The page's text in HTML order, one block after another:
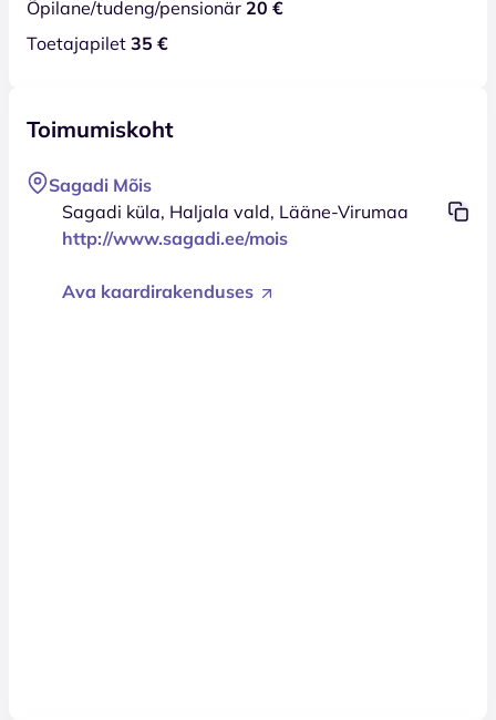
Õpilane/tudeng/pensionär 20 €
Toetajapilet 35 €
Toimumiskoht
Sagadi Mõis
Sagadi küla, Haljala vald, Lääne-Virumaa
http://www.sagadi.ee/mois
Ava kaardirakenduses